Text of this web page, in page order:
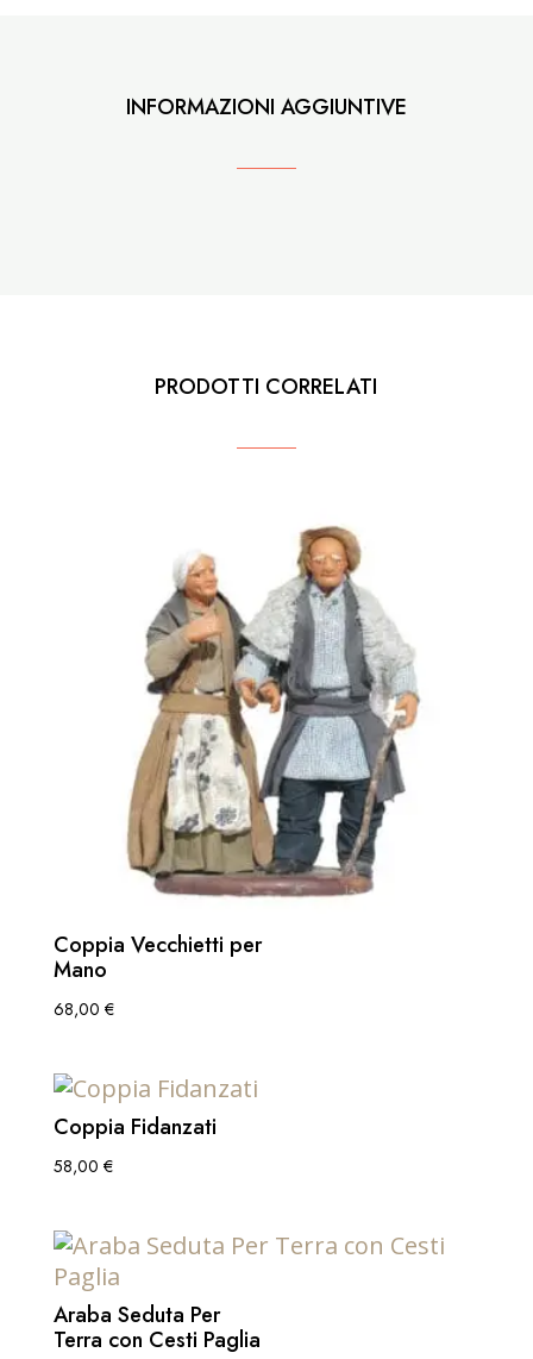
INFORMAZIONI AGGIUNTIVE
PRODOTTI CORRELATI
Coppia Vecchietti per
Mano
68,00 €
Coppia Fidanzati
58,00 €
Araba Seduta Per
Terra con Cesti Paglia